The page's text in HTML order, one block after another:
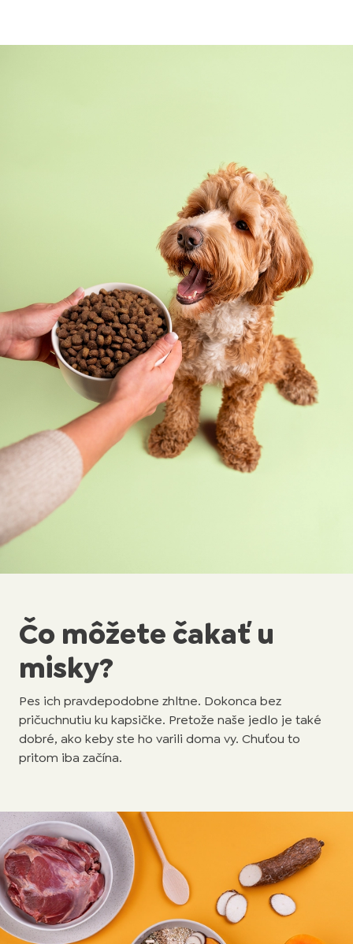
Čo môžete čakať u
misky?
Pes ich pravdepodobne zhltne. Dokonca bez
pričuchnutiu ku kapsičke. Pretože naše jedlo je také
dobré, ako keby ste ho varili doma vy. Chuťou to
pritom iba začína.